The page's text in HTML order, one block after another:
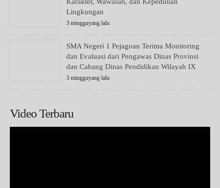
Lingkungan
3 mingguyang lalu
SMA Negeri 1 Pejagoan Terima Monitoring
dan Evaluasi dari Pengawas Dinas Provinsi
dan Cabang Dinas Pendidikan Wilayah IX
3 mingguyang lalu
Video Terbaru